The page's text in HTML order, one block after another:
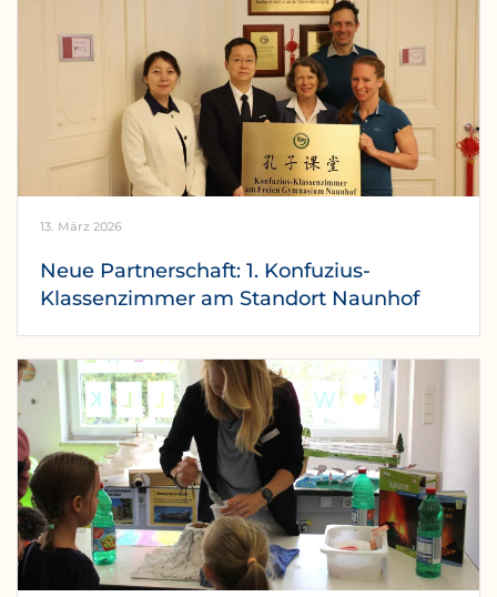
13. März 2026
Neue Partnerschaft: 1. Konfuzius-
Klassenzimmer am Standort Naunhof